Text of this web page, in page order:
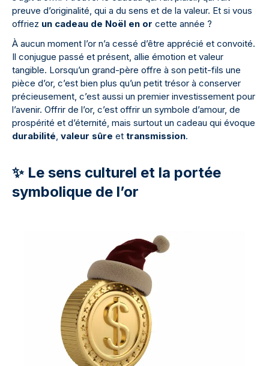
preuve d’originalité, qui a du sens et de la valeur. Et si vous
offriez un cadeau de Noël en or cette année ?
À aucun moment l’or n’a cessé d’être apprécié et convoité.
Il conjugue passé et présent, allie émotion et valeur
tangible. Lorsqu’un grand-père offre à son petit-fils une
pièce d’or, c’est bien plus qu’un petit trésor à conserver
précieusement, c’est aussi un premier investissement pour
l’avenir. Offrir de l’or, c’est offrir un symbole d’amour, de
prospérité et d’éternité, mais surtout un cadeau qui évoque
durabilité valeur sûre et transmission.
✨ Le sens culturel et la portée
symbolique de l’or